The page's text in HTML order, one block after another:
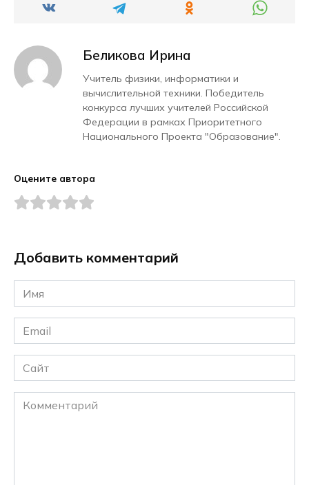
Беликова Ирина
Учитель физики, информатики и
вычислительной техники. Победитель
конкурса лучших учителей Российской
Федерации в рамках Приоритетного
Национального Проекта "Образование".
Оцените автора
Добавить комментарий
Имя
*
Email
*
Сайт
Комментарий